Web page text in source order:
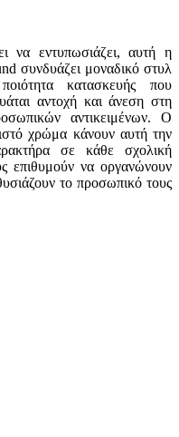
να εντυπωσιάζει, αυτή η
συνδυάζει μοναδικό στυλ
κατασκευής που
αντοχή και άνεση στη
αντικειμένων. Ο
χρώμα κάνουν αυτή την
σε κάθε σχολική
επιθυμούν να οργανώνουν
το προσωπικό τους